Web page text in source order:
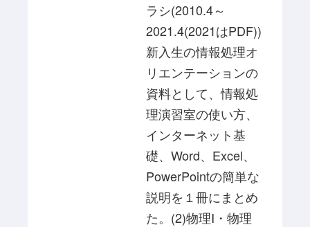
ラシ(2010.4～
2021.4(2021はPDF))
新入生の情報処理オ
リエンテーションの
資料として、情報処
理演習室の使い方、
インターネット基
礎、Word、Excel、
PowerPointの簡単な
説明を１冊にまとめ
た。(2)物理Ⅰ・物理